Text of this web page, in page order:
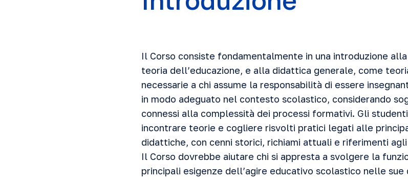
Il Corso consiste fondamentalmente in una introduzione
teoria dell’educazione, e alla didattica generale, come
necessarie a chi assume la responsabilità di essere
in modo adeguato nel contesto scolastico, considerando
connessi alla complessità dei processi formativi. Gli
incontrare teorie e cogliere risvolti pratici legati alle
didattiche, con cenni storici, richiami attuali e riferimenti
Il Corso dovrebbe aiutare chi si appresta a svolgere la
principali esigenze dell’agire educativo scolastico nelle